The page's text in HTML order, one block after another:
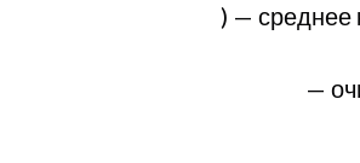
) — среднее
—